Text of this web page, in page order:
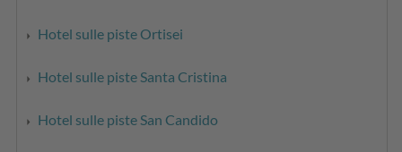
Hotel sulle piste Ortisei
Hotel sulle piste Santa Cristina
Hotel sulle piste San Candido